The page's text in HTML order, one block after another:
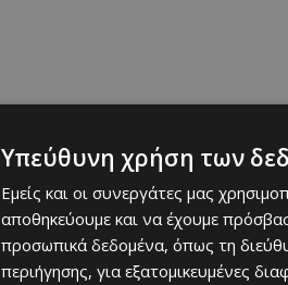
Υπεύθυνη χρήση των
Εμείς και οι συνεργάτες μας
αποθηκεύουμε και να έχουμε
προσωπικά δεδομένα, όπως τη
περιήγησης, για εξατομικευμένες